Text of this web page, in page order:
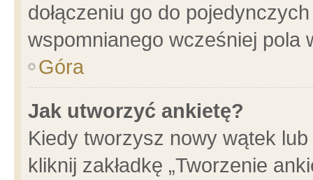
dołączeniu go do
wspomnianego wcześniej pola
Góra
Jak utworzyć ankietę?
Kiedy tworzysz nowy wątek
kliknij zakładkę „Tworzenie